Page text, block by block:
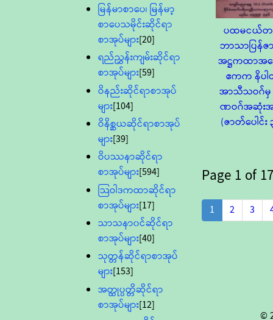
မြန်မာစာပေ၊ မြန်မာ့
စာပေသမိုင်းဆိုင်ရာ
စာအုပ်များ[20]
ရည်ညွှန်းကျမ်းဆိုင်ရာ
စာအုပ်များ[59]
ဝိနည်းဆိုင်ရာစာအုပ်
များ[104]
ဝိနိစ္ဆယဆိုင်ရာစာအုပ်
များ[39]
ဝိပဿနာဆိုင်ရာ
စာအုပ်များ[594]
သြဝါဒကထာဆိုင်ရာ
စာအုပ်များ[17]
သာသနာ၀င်ဆိုင်ရာ
စာအုပ်များ[40]
သုတ္တန်ဆိုင်ရာစာအုပ်
များ[153]
အတ္ထုပ္ပတ္တိဆိုင်ရာ
စာအုပ်များ[12]
ပထမငယ်တ
ဘာသာပြန်
အဋ္ဌကထာအဖ
ဧကက နိပ
အာသီသဝဂ်မှ
ဏဝဂ်အဆုံး
(ဇာတ်ပေါင်း
Page1 of
1 2 3
©